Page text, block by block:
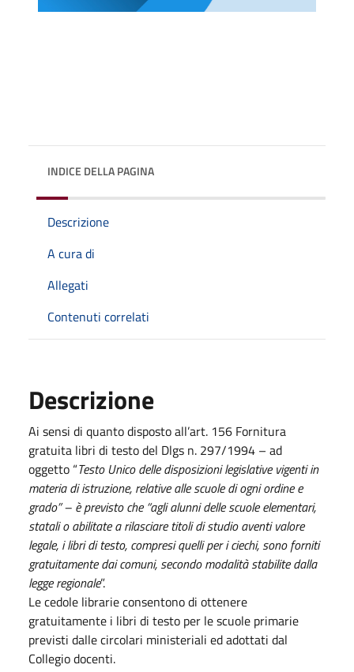
INDICE DELLA PAGINA
Descrizione
A cura di
Allegati
Contenuti correlati
Descrizione
Ai sensi di quanto disposto all’art. 156 Fornitura
gratuita libri di testo del Dlgs n. 297/1994 – ad
oggetto “Testo Unico delle disposizioni legislative vigenti in
materia di istruzione, relative alle scuole di ogni ordine e
grado” – è previsto che “agli alunni delle scuole elementari,
statali o abilitate a rilasciare titoli di studio aventi valore
legale, i libri di testo, compresi quelli per i ciechi, sono forniti
gratuitamente dai comuni, secondo modalità stabilite dalla
legge regionale”.
Le cedole librarie consentono di ottenere
gratuitamente i libri di testo per le scuole primarie
previsti dalle circolari ministeriali ed adottati dal
Collegio docenti.